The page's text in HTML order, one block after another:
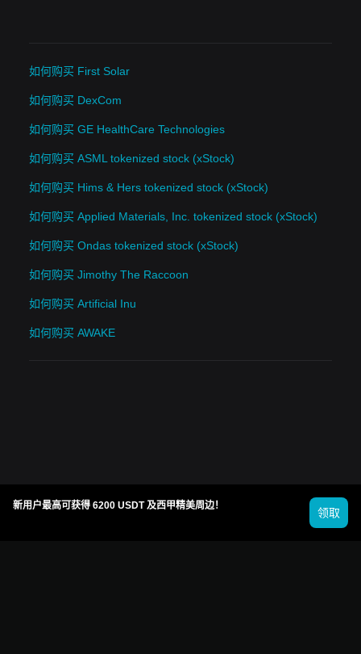
如何购买 First Solar
如何购买 DexCom
如何购买 GE HealthCare Technologies
如何购买 ASML tokenized stock (xStock)
如何购买 Hims & Hers tokenized stock (xStock)
如何购买 Applied Materials, Inc. tokenized stock (xStock)
如何购买 Ondas tokenized stock (xStock)
如何购买 Jimothy The Raccoon
如何购买 Artificial Inu
如何购买 AWAKE
新用户最高可获得 6200 USDT 及西甲精美周边！
领取